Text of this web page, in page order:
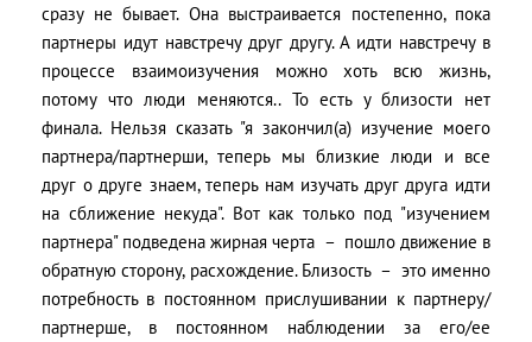
сразу не бывает. Она выстраивается постепенно, пока
партнеры идут навстречу друг другу. А идти навстречу в
процессе взаимоизучения можно хоть всю жизнь,
потому что люди меняются.. То есть у близости нет
финала. Нельзя сказать "я закончил(а) изучение моего
партнера/партнерши, теперь мы близкие люди и все
друг о друге знаем, теперь нам изучать друг друга идти
на сближение некуда". Вот как только под "изучением
партнера" подведена жирная черта – пошло движение в
обратную сторону, расхождение. Близость – это именно
потребность в постоянном прислушивании к партнеру/
партнерше, в постоянном наблюдении за его/ее